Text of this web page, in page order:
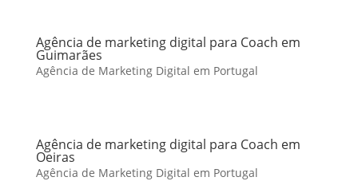
Agência de marketing digital para Coach em
Guimarães
Agência de Marketing Digital em Portugal
Agência de marketing digital para Coach em
Oeiras
Agência de Marketing Digital em Portugal